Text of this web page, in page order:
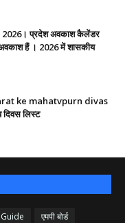
प्रदेश अवकाश कैलेंडर
हैं । 2026 में शासकीय
ke mahatvpurn divas
दिवस लिस्ट
एमपी बोर्ड